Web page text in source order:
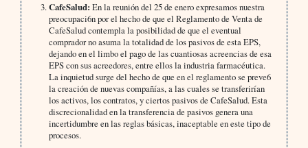
CafeSalud: En la reunión del 25 de enero expresamos nuestra
preocupaci6n por el hecho de que el Reglamento de Venta de
CafeSalud contempla la posibilidad de que el eventual
comprador no asuma la totalidad de los pasivos de esta EPS,
dejando en el limbo el pago de las cuantiosas acreencias de esa
EPS con sus acreedores, entre ellos la industria farmacéutica.
La inquietud surge del hecho de que en el reglamento se preve6
la creación de nuevas compañías, a las cuales se transferirían
los activos, los contratos, y ciertos pasivos de CafeSalud. Esta
discrecionalidad en la transferencia de pasivos genera una
incertidumbre en las reglas básicas, inaceptable en este tipo de
procesos.